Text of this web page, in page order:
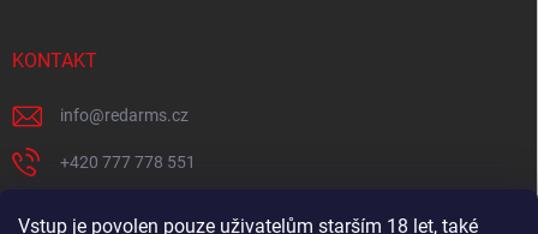
Vstup je povolen pouze uživatelům starším 18 let, také
KONTAKT
info@redarms.cz
+420 777 778 551